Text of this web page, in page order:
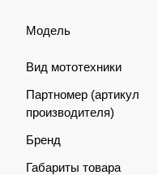
Модель
Вид мототехники
Партномер (артикул
производителя)
Бренд
Габариты товара